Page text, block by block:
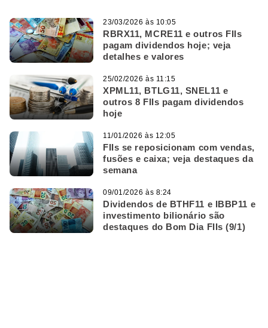
RBRX11, MCRE11 e outros FIIs
pagam dividendos hoje; veja
detalhes e valores
23/03/2026 às 10:05
XPML11, BTLG11, SNEL11 e
outros 8 FIIs pagam dividendos
hoje
25/02/2026 às 11:15
FIIs se reposicionam com vendas,
fusões e caixa; veja destaques da
semana
11/01/2026 às 12:05
Dividendos de BTHF11 e IBBP11 e
investimento bilionário são
destaques do Bom Dia FIIs (9/1)
09/01/2026 às 8:24